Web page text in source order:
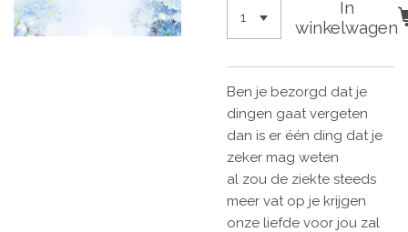
In
winkelwagen
Ben je bezorgd dat je
dingen gaat vergeten
dan is er één ding dat je
zeker mag weten
al zou de ziekte steeds
meer vat op je krijgen
onze liefde voor jou zal